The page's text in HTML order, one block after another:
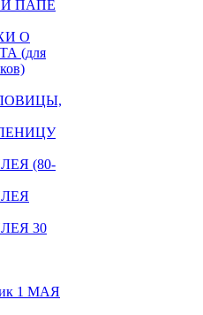
ПАПЕ
О
(для
(80-
30
1 МАЯ